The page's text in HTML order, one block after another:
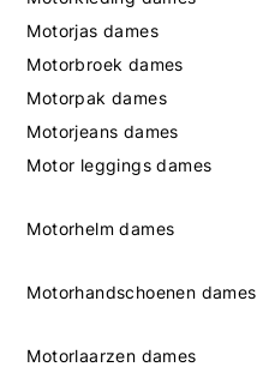
Motorjas dames
Motorbroek dames
Motorpak dames
Motorjeans dames
Motor leggings dames
Motorhelm dames
Motorhandschoenen dames
Motorlaarzen dames